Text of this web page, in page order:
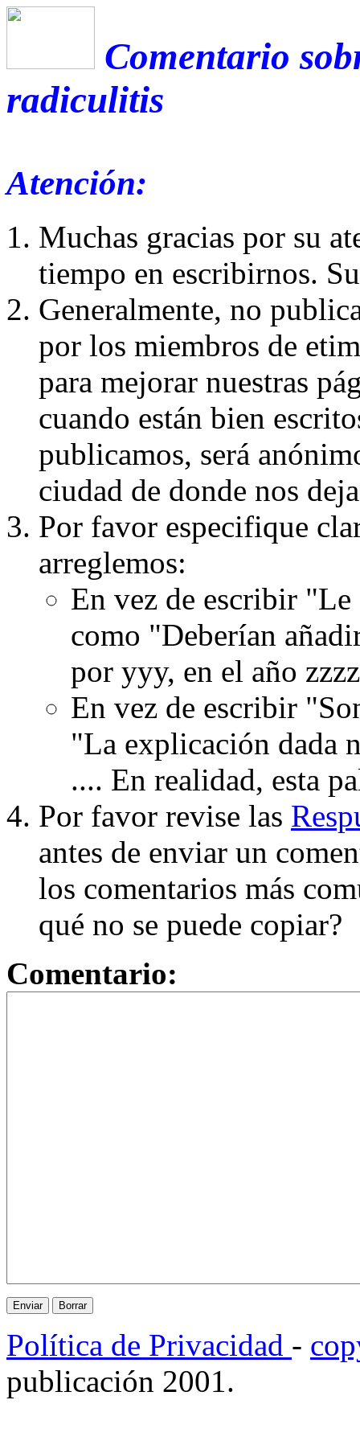
Comentario
radiculitis
Atención:
Muchas gracias por su
tiempo en escribirnos.
Generalmente, no
por los miembros de
para mejorar nuestras
cuando están bien
publicamos, será
ciudad de donde nos
Por favor especifique
arreglemos:
En vez de escribir
como "Deberían
por yyy, en el año
En vez de escribir
"La explicación dada
.... En realidad, esta
Por favor revise las
antes de enviar un
los comentarios más
qué no se puede copiar?
Comentario:
Política de Privacidad -
publicación 2001.